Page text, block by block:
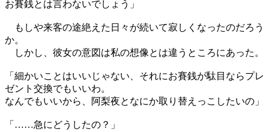
お賽銭とは言わないでしょう」
もしや来客の途絶えた日々が続いて寂しくなったのだろう
か。
しかし、彼女の意図は私の想像とは違うところにあった。
「細かいことはいいじゃない、それにお賽銭が駄目ならプレ
ゼント交換でもいいわ。
なんでもいいから、阿梨夜となにか取り替えっこしたいの」
「……急にどうしたの？」